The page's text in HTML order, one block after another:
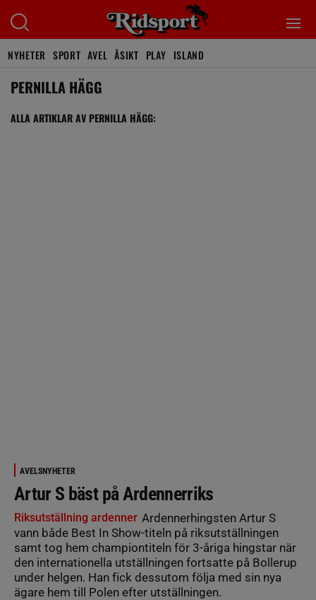
NYHETER SPORT AVEL ÅSIKT PLAY ISLAND
PERNILLA HÄGG
ALLA ARTIKLAR AV PERNILLA HÄGG:
AVELSNYHETER
Artur S bäst på Ardennerriks
Riksutställning ardenner Ardennerhingsten Artur S
vann både Best In Show-titeln på riksutställningen
samt tog hem championtiteln för 3-åriga hingstar när
den internationella utställningen fortsatte på Bollerup
under helgen. Han fick dessutom följa med sin nya
ägare hem till Polen efter utställningen.